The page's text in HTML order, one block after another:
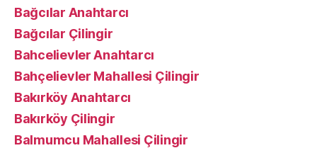
Bağcılar Anahtarcı
Bağcılar Çilingir
Bahcelievler Anahtarcı
Bahçelievler Mahallesi Çilingir
Bakırköy Anahtarcı
Bakırköy Çilingir
Balmumcu Mahallesi Çilingir